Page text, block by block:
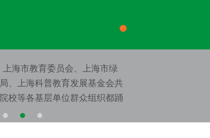
海市教育委员会、上海市绿
、上海科普教育发展基金会共
校等各基层单位群众组织都踊